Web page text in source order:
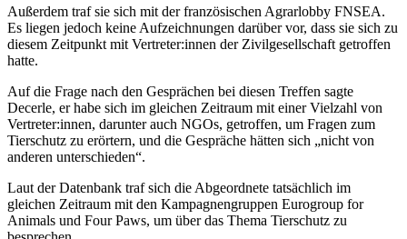
Außerdem traf sie sich mit der französischen Agrarlobby FNSEA.
Es liegen jedoch keine Aufzeichnungen darüber vor, dass sie sich zu
diesem Zeitpunkt mit Vertreter:innen der Zivilgesellschaft getroffen
hatte.
Auf die Frage nach den Gesprächen bei diesen Treffen sagte
Decerle, er habe sich im gleichen Zeitraum mit einer Vielzahl von
Vertreter:innen, darunter auch NGOs, getroffen, um Fragen zum
Tierschutz zu erörtern, und die Gespräche hätten sich „nicht von
anderen unterschieden“.
Laut der Datenbank traf sich die Abgeordnete tatsächlich im
gleichen Zeitraum mit den Kampagnengruppen Eurogroup for
Animals und Four Paws, um über das Thema Tierschutz zu